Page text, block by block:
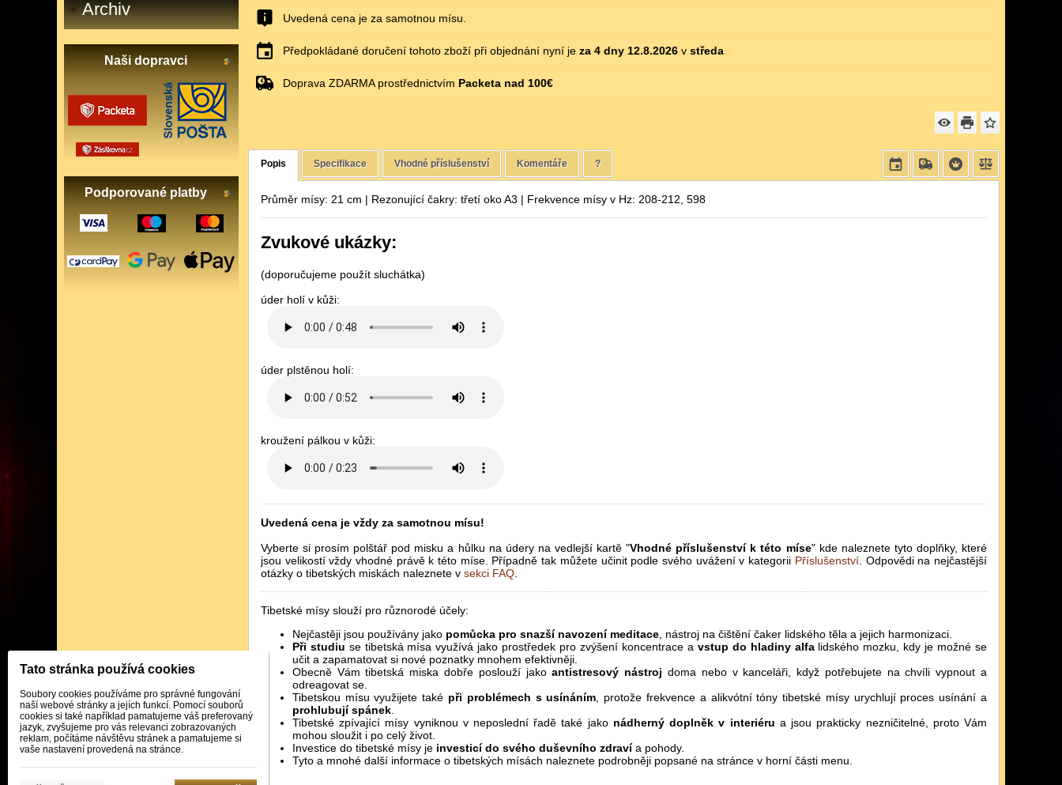
Archiv
Naši dopravci
Podporované platby
Uvedená cena je za samotnou mísu.
Předpokládané doručení tohoto zboží při objednání nyní je za 4 dny 12.8.2026v středa
Doprava ZDARMA prostřednictvím Packeta nad 100€
Popis Specifikace Vhodné příslušenství Komentáře ?
Průměr mísy: 21 cm | Rezonující čakry: třetí oko A3 | Frekvence mísy v Hz: 208-212, 598
Zvukové ukázky:
(doporučujeme použít sluchátka)
úder holí v kůži:
úder plstěnou holí:
kroužení pálkou v kůži:
Uvedená cena je vždy za samotnou mísu!
Vyberte si prosím polštář pod misku a hůlku na údery na vedlejší kartě "Vhodné příslušenství k této míse" kde naleznete tyto doplňky, které
jsou velikostí vždy vhodné právě k této míse. Případně tak můžete učinit podle svého uvážení v kategorii Příslušenství. Odpovědi na nejčastější
otázky o tibetských miskách naleznete v sekci FAQ.
Tibetské mísy slouží pro různorodé účely:
Nejčastěji jsou používány jako pomůcka pro snazší navození meditace, nástroj na čištění čaker lidského těla a jejich harmonizaci.
Při studiu se tibetská mísa využívá jako prostředek pro zvýšení koncentrace a vstup do hladiny alfalidského mozku, kdy je možné se
učit a zapamatovat si nové poznatky mnohem efektivněji.
Obecně Vám tibetská miska dobře poslouží jakoantistresový nástroj doma nebo v kanceláři, když potřebujete na chvíli vypnout a
odreagovat se.
Tibetskou mísu využijete také při problémech s usínáním , protože frekvence a alikvótní tóny tibetské mísy urychlují proces usínání a
prohlubují spánek.
Tibetské zpívající mísy vyniknou v neposlední řadě také jako nádherný doplněk v interiéru a jsou prakticky nezničitelné, proto Vám
mohou sloužit i po celý život.
Investice do tibetské mísy je investicí do svého duševního zdravía pohody.
Tyto a mnohé další informace o tibetských mísách naleznete podrobněji popsané na stránce v horní části menu.
Tato stránka používá cookies
Soubory cookies používáme pro správné fungování
naší webové stránky a jejích funkcí. Pomocí souborů
cookies si také například pamatujeme váš preferovaný
jazyk, zvyšujeme pro vás relevanci zobrazovaných
reklam, počítáme návštěvu stránek a pamatujeme si
vaše nastavení provedená na stránce.